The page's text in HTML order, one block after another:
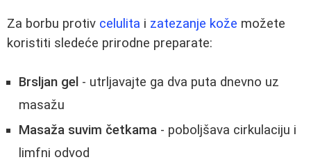
Za borbu protiv celulita i zatezanje kože možete
koristiti sledeće prirodne preparate:
Brsljan gel - utrljavajte ga dva puta dnevno uz
masažu
Masaža suvim četkama - poboljšava cirkulaciju i
limfni odvod